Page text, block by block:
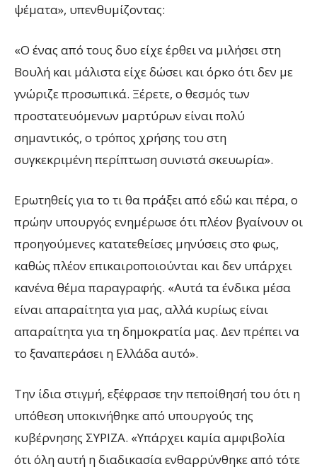
ψέματα», υπενθυμίζοντας:
«Ο ένας από τους δυο είχε έρθει να μιλήσει στη
Βουλή και μάλιστα είχε δώσει και όρκο ότι δεν με
γνώριζε προσωπικά. Ξέρετε, ο θεσμός των
προστατευόμενων μαρτύρων είναι πολύ
σημαντικός, ο τρόπος χρήσης του στη
συγκεκριμένη περίπτωση συνιστά σκευωρία».
Ερωτηθείς για το τι θα πράξει από εδώ και πέρα, ο
πρώην υπουργός ενημέρωσε ότι πλέον βγαίνουν οι
προηγούμενες κατατεθείσες μηνύσεις στο φως,
καθώς πλέον επικαιροποιούνται και δεν υπάρχει
κανένα θέμα παραγραφής. «Αυτά τα ένδικα μέσα
είναι απαραίτητα για μας, αλλά κυρίως είναι
απαραίτητα για τη δημοκρατία μας. Δεν πρέπει να
το ξαναπεράσει η Ελλάδα αυτό».
Την ίδια στιγμή, εξέφρασε την πεποίθησή του ότι η
υπόθεση υποκινήθηκε από υπουργούς της
κυβέρνησης ΣΥΡΙΖΑ. «Υπάρχει καμία αμφιβολία
ότι όλη αυτή η διαδικασία ενθαρρύνθηκε από τότε